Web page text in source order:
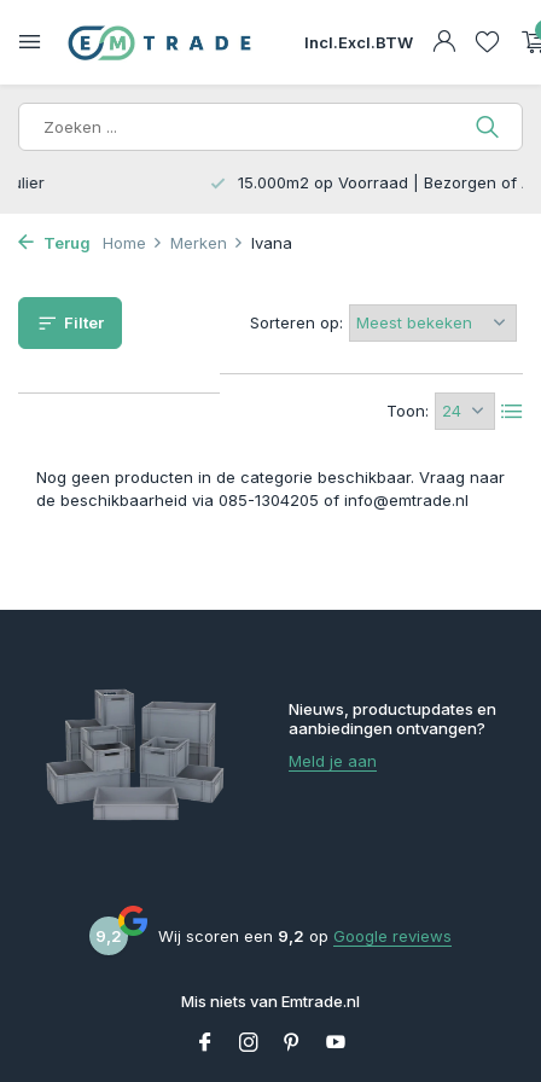
Incl.Excl.BTW
15.000m2 op Voorraad | Bezorgen of Afhalen
Terug Home Merken Ivana
Filter
Toon:
Sorteren op:
Nog geen producten in de categorie beschikbaar. Vraag naar
de beschikbaarheid via 085-1304205 of info@emtrade.nl
Nieuws, productupdates en
aanbiedingen ontvangen?
Meld je aan
9,2 Wij scoren een 9,2 op Google reviews
Mis niets van Emtrade.nl